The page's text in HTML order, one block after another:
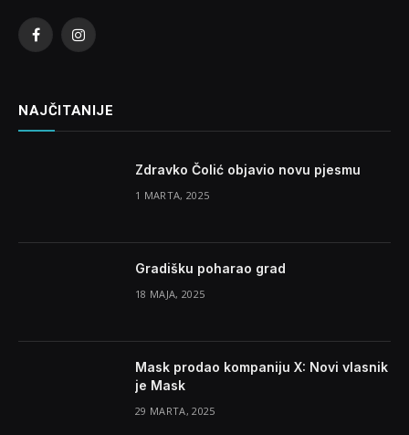
FacebookInstagram
NAJČITANIJE
Zdravko Čolić objavio novu pjesmu
1 MARTA, 2025
Gradišku poharao grad
18 MAJA, 2025
Mask prodao kompaniju X: Novi vlasnik
je Mask
29 MARTA, 2025